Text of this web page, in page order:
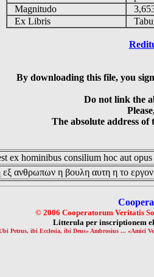
Magnitudo
Ex Libris
By downloading this file, you
Do not link the
The absolute address
ex hominibus consilium hoc aut
εξ ανθρωπων η βουλη αυτη η το
© 2006 Cooperatorum Veritatis
Litterula per inscriptionem
Petrus, ibi Ecclesia, ibi Deus» Ambrosius ... «Amici